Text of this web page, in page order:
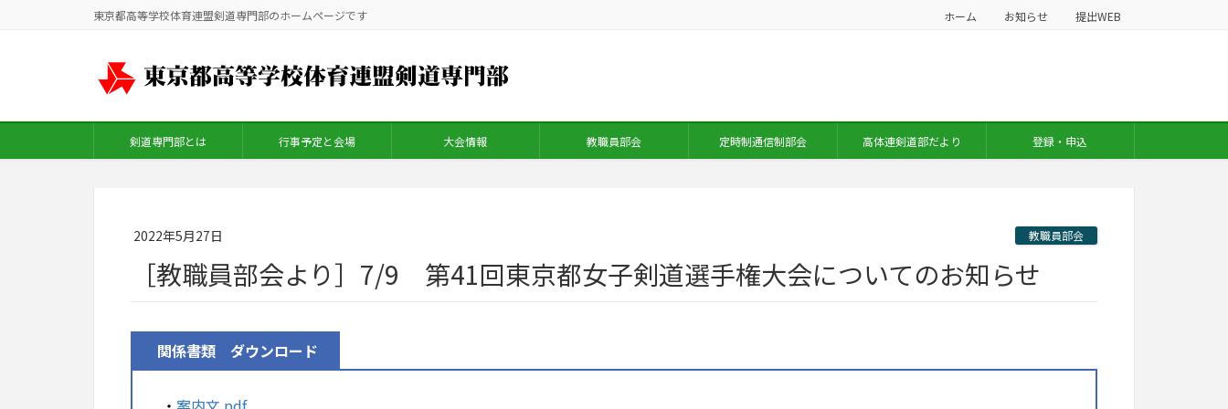
東京都高等学校体育連盟剣道専門部のホームページです ホーム お知らせ 提出WEB
剣道専門部とは 行事予定と会場 大会情報 教職員部会 定時制通信制部会 高体連剣道部だより 登録・申込
2022年5月27日 教職員部会
［教職員部会より］7/9 第41回東京都女子剣道選手権大会についてのお知らせ
関係書類 ダウンロード